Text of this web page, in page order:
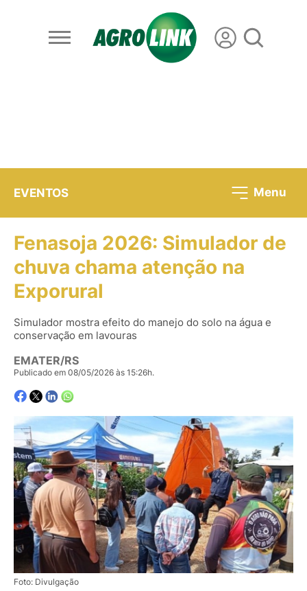
EVENTOS Menu
Fenasoja 2026: Simulador de
chuva chama atenção na
Exporural
Simulador mostra efeito do manejo do solo na água e
conservação em lavouras
EMATER/RS
Publicado em 08/05/2026 às 15:26h.
Foto: Divulgação